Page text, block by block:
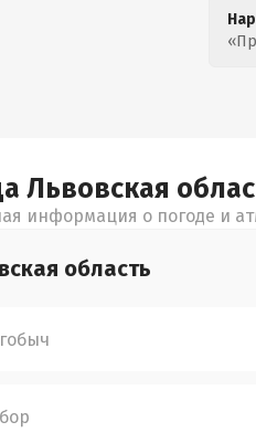
Львовская
информация о погоде и
область